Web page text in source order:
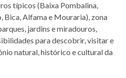
típicos (Baixa Pombalina,
Bica, Alfama e Mouraria), zona
jardins e miradouros,
para descobrir, visitar e
natural, histórico e cultural da